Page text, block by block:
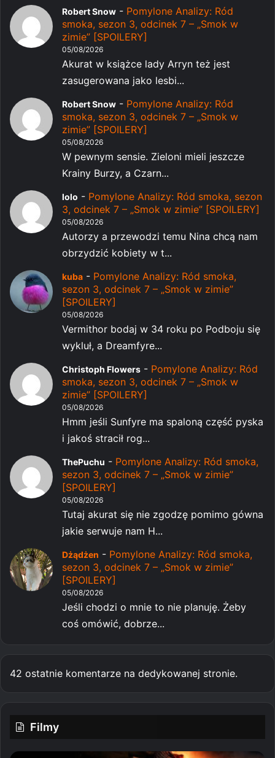
Robert Snow - Pomylone Analizy: Ród
smoka, sezon 3, odcinek 7 – „Smok w
zimie” [SPOILERY]
05/08/2026
Akurat w książce lady Arryn też jest
zasugerowana jako lesbi...
Robert Snow - Pomylone Analizy: Ród
smoka, sezon 3, odcinek 7 – „Smok w
zimie” [SPOILERY]
05/08/2026
W pewnym sensie. Zieloni mieli jeszcze
Krainy Burzy, a Czarn...
lolo - Pomylone Analizy: Ród smoka, sezon
3, odcinek 7 – „Smok w zimie” [SPOILERY]
05/08/2026
Autorzy a przewodzi temu Nina chcą nam
obrzydzić kobiety w t...
kuba - Pomylone Analizy: Ród smoka,
sezon 3, odcinek 7 – „Smok w zimie”
[SPOILERY]
05/08/2026
Vermithor bodaj w 34 roku po Podboju się
wykluł, a Dreamfyre...
Christoph Flowers - Pomylone Analizy: Ród
smoka, sezon 3, odcinek 7 – „Smok w
zimie” [SPOILERY]
05/08/2026
Hmm jeśli Sunfyre ma spaloną część pyska
i jakoś stracił rog...
ThePuchu - Pomylone Analizy: Ród smoka,
sezon 3, odcinek 7 – „Smok w zimie”
[SPOILERY]
05/08/2026
Tutaj akurat się nie zgodzę pomimo gówna
jakie serwuje nam H...
Dżądżen - Pomylone Analizy: Ród smoka,
sezon 3, odcinek 7 – „Smok w zimie”
[SPOILERY]
05/08/2026
Jeśli chodzi o mnie to nie planuję. Żeby
coś omówić, dobrze...
42 ostatnie komentarze na dedykowanej stronie.
Filmy